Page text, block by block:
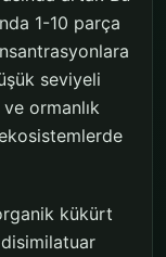
1-10 parça
seviyeli
ve ormanlık
kükürt